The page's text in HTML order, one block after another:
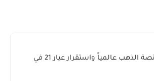
تطورات سعر اونصة الذهب عالمياً واستقرار عيار 21 في